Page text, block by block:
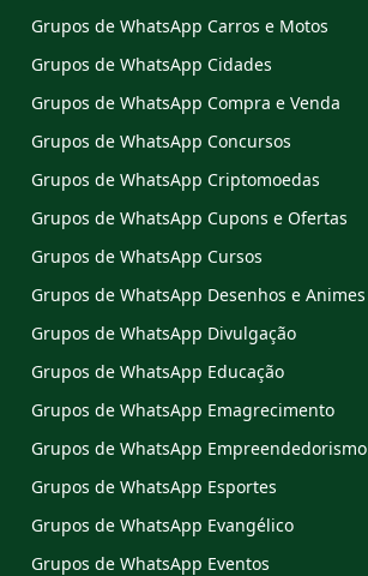
Grupos de WhatsApp Carros e Motos
Grupos de WhatsApp Cidades
Grupos de WhatsApp Compra e Venda
Grupos de WhatsApp Concursos
Grupos de WhatsApp Criptomoedas
Grupos de WhatsApp Cupons e Ofertas
Grupos de WhatsApp Cursos
Grupos de WhatsApp Desenhos e Animes
Grupos de WhatsApp Divulgação
Grupos de WhatsApp Educação
Grupos de WhatsApp Emagrecimento
Grupos de WhatsApp Empreendedorismo
Grupos de WhatsApp Esportes
Grupos de WhatsApp Evangélico
Grupos de WhatsApp Eventos